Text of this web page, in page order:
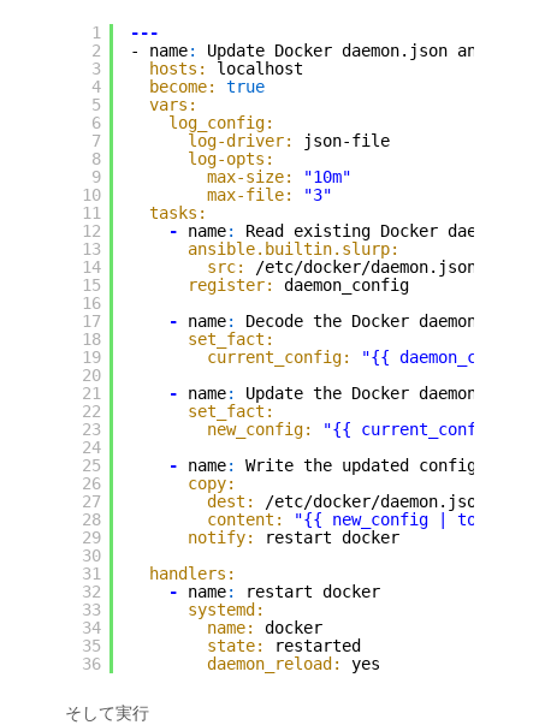
1
2
3
4
5
6
7
8
9
10
11
12
13
14
15
16
17
18
19
20
21
22
23
24
25
26
27
28
29
30
31
32
33
34
35
36
---
- name:
Update Docker daemon.json and
hosts:
localhost
become:
true
vars:
log_config:
log-driver:
json-file
log-opts:
max-size:
"10m"
max-file:
"3"
tasks:
-
name:
Read existing Docker daemon
ansible.builtin.slurp:
src:
/etc/docker/daemon.json
register:
daemon_config
-
name:
Decode the Docker daemon
set_fact:
current_config:
"{{
-
name:
Update the Docker daemon
set_fact:
new_config:
"{{ current_config |
-
name:
Write the updated
copy:
dest:
/etc/docker/daemon.json
content:
"{{ new_config |
notify:
restart docker
handlers:
-
name:
restart docker
systemd:
name:
docker
state:
restarted
daemon_reload:
yes
そして実行